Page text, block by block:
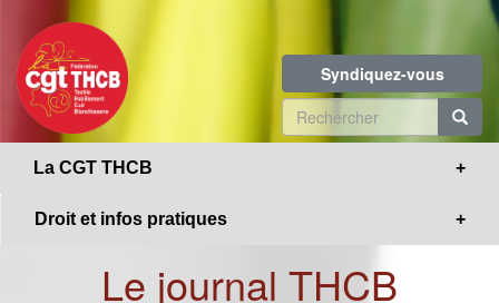
contenu
principal
Syndiquez-vous
Formulaire
de
La CGT THCB
Droit et infos pratiques
Le journal THCB